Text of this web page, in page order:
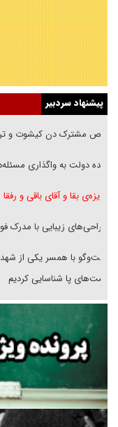
پیشنهاد سردبیر
رقص مشترک دن کیشوت و
دنده دولت به واگذاری
غریزه‌ی بقا و آقای باقی و رفقا
جراحی‌های زیبایی با مدرک
گفت‌وگو با همسر یکی از
انگشت‌های پا شناسایی کردیم
نسلی که آنلاین الگو می‌گیرد
گفت‌وگو با آیت‌الله
ارتقا می‌داد
راننده مست به قانون
همه آقای دوربینی شده‌ایم!